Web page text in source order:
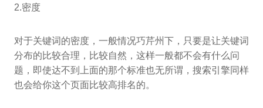
2.密度
对于关键词的密度，一般情况巧芹州下，只要是让关键词
分布的比较合理，比较自然，这样一般都不会有什么问
题，即使达不到上面的那个标准也无所谓，搜索引擎同样
也会给你这个页面比较高排名的。